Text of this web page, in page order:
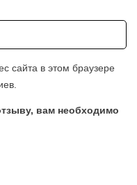
сайта в этом браузере
вам необходимо